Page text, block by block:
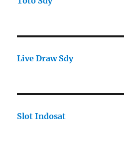
Live Draw Sdy
Slot Indosat